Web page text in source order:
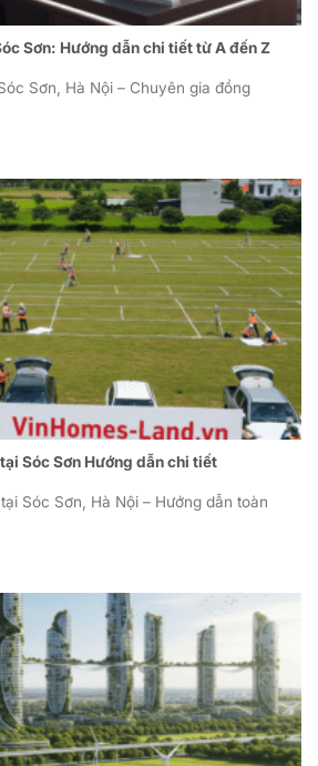
Sơn: Hướng dẫn chi tiết từ A đến Z
Sơn, Hà Nội – Chuyên gia đồng
Sóc Sơn Hướng dẫn chi tiết
Sóc Sơn, Hà Nội – Hướng dẫn toàn